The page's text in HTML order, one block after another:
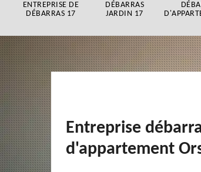
ENTREPRISE DE
DÉBARRAS 17
DÉBARRAS
JARDIN 17
Entreprise
d'appartement